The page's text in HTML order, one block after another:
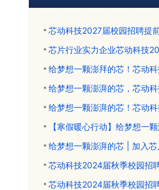
芯动科技2027届校园招聘提
芯片行业实力企业芯动科技
给梦想一颗澎拜的芯！芯动
给梦想一颗澎湃的芯，芯动
给梦想一颗澎湃的芯！芯动
【寒假暖心行动】给梦想一
给梦想一颗澎湃的芯 | 加入
芯动科技2024届秋季校园招
芯动科技2024届秋季校园招